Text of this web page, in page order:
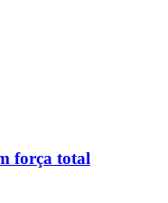
força total